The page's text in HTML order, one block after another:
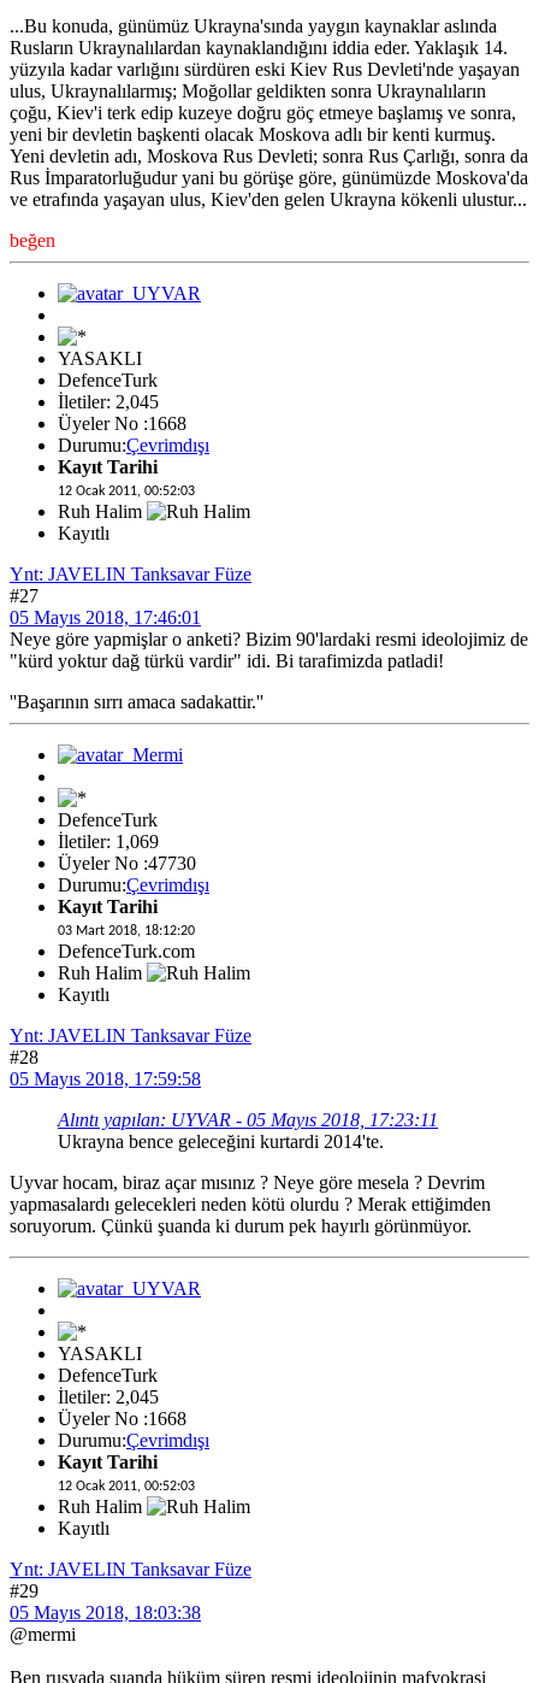
...Bu konuda, günümüz Ukrayna'sında yaygın kaynaklar aslında
Rusların Ukraynalılardan kaynaklandığını iddia eder. Yaklaşık 14.
yüzyıla kadar varlığını sürdüren eski Kiev Rus Devleti'nde yaşayan
ulus, Ukraynalılarmış; Moğollar geldikten sonra Ukraynalıların
çoğu, Kiev'i terk edip kuzeye doğru göç etmeye başlamış ve sonra,
yeni bir devletin başkenti olacak Moskova adlı bir kenti kurmuş.
Yeni devletin adı, Moskova Rus Devleti; sonra Rus Çarlığı, sonra da
Rus İmparatorluğudur yani bu görüşe göre, günümüzde Moskova'da
ve etrafında yaşayan ulus, Kiev'den gelen Ukrayna kökenli ulustur...
beğen
YASAKLI
DefenceTurk
İletiler: 2,045
Üyeler No :1668
Durumu:Çevrimdışı
Kayıt Tarihi
12 Ocak 2011, 00:52:03
Ruh Halim
Kayıtlı
Ynt: JAVELIN Tanksavar Füze
#27
05 Mayıs 2018, 17:46:01
Neye göre yapmişlar o anketi? Bizim 90'lardaki resmi ideolojimiz de
"kürd yoktur dağ türkü vardir" idi. Bi tarafimizda patladi!
''Başarının sırrı amaca sadakattir.''
DefenceTurk
İletiler: 1,069
Üyeler No :47730
Durumu:Çevrimdışı
Kayıt Tarihi
03 Mart 2018, 18:12:20
DefenceTurk.com
Ruh Halim
Kayıtlı
Ynt: JAVELIN Tanksavar Füze
#28
05 Mayıs 2018, 17:59:58
Alıntı yapılan: UYVAR - 05 Mayıs 2018, 17:23:11
Ukrayna bence geleceğini kurtardi 2014'te.
Uyvar hocam, biraz açar mısınız ? Neye göre mesela ? Devrim
yapmasalardı gelecekleri neden kötü olurdu ? Merak ettiğimden
soruyorum. Çünkü şuanda ki durum pek hayırlı görünmüyor.
YASAKLI
DefenceTurk
İletiler: 2,045
Üyeler No :1668
Durumu:Çevrimdışı
Kayıt Tarihi
12 Ocak 2011, 00:52:03
Ruh Halim
Kayıtlı
Ynt: JAVELIN Tanksavar Füze
#29
05 Mayıs 2018, 18:03:38
@mermi
Ben rusyada suanda hüküm süren resmi ideolojinin mafyokrasi